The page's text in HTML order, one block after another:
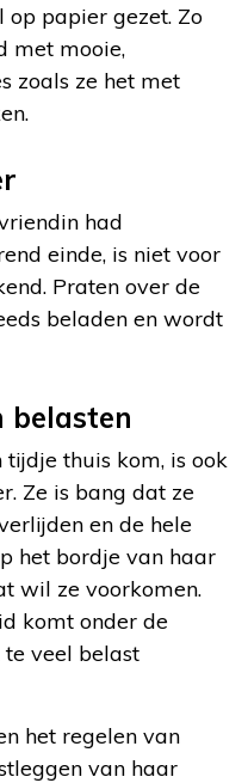
papier gezet. Zo
met mooie,
zoals ze het met
had
einde, is niet voor
Praten over de
beladen en wordt
belasten
thuis kom, is ook
Ze is bang dat ze
en de hele
het bordje van haar
wil ze voorkomen.
komt onder de
te veel belast
het regelen van
van haar